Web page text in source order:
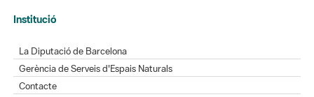
Institució
La Diputació de Barcelona
Gerència de Serveis d'Espais Naturals
Contacte